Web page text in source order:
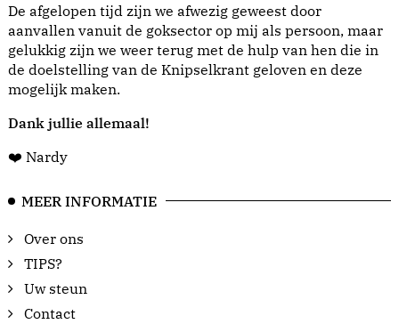
De afgelopen tijd zijn we afwezig geweest door
aanvallen vanuit de goksector op mij als persoon, maar
gelukkig zijn we weer terug met de hulp van hen die in
de doelstelling van de Knipselkrant geloven en deze
mogelijk maken.
Dank jullie allemaal!
❤️ Nardy
MEER INFORMATIE
Over ons
TIPS?
Uw steun
Contact